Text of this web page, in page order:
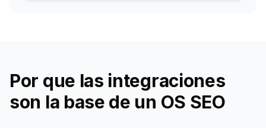
Por que las integraciones
son la base de un OS SEO